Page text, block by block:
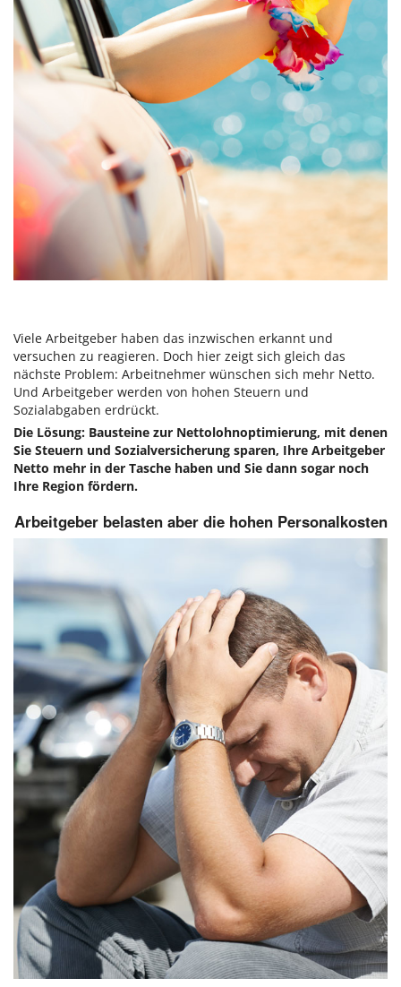
Viele Arbeitgeber haben das inzwischen erkannt und
versuchen zu reagieren. Doch hier zeigt sich gleich das
nächste Problem: Arbeitnehmer wünschen sich mehr Netto.
Und Arbeitgeber werden von hohen Steuern und
Sozialabgaben erdrückt.
Die Lösung: Bausteine zur Nettolohnoptimierung, mit denen
Sie Steuern und Sozialversicherung sparen, Ihre Arbeitgeber
Netto mehr in der Tasche haben und Sie dann sogar noch
Ihre Region fördern. ​
Arbeitgeber belasten aber die hohen Personalkosten